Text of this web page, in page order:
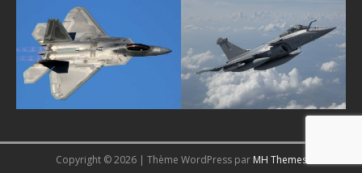
Copyright © 2026 | Thème WordPress par MH Themes